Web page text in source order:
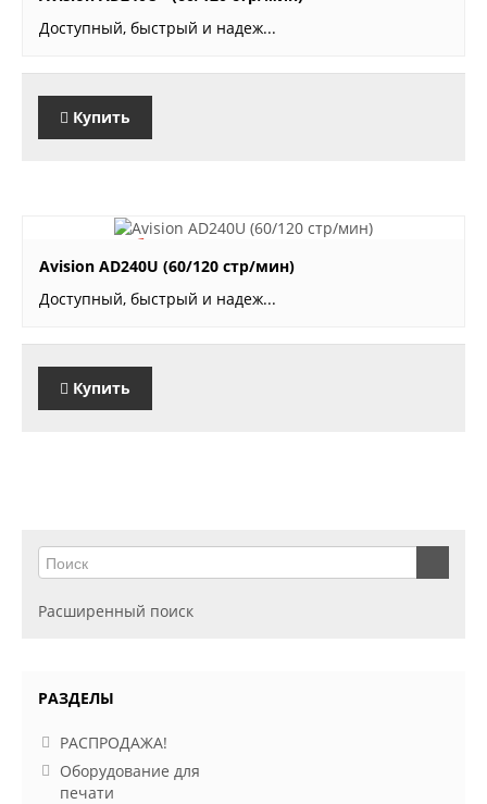
Доступный, быстрый и надеж...
Купить
46'200 руб.
Avision AD240U (60/120 стр/мин)
Доступный, быстрый и надеж...
Купить
Расширенный поиск
РАЗДЕЛЫ
РАСПРОДАЖА!
Оборудование для
печати